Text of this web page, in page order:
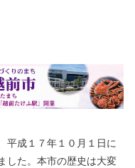
平成１７年１０月１日に
した。本市の歴史は大変